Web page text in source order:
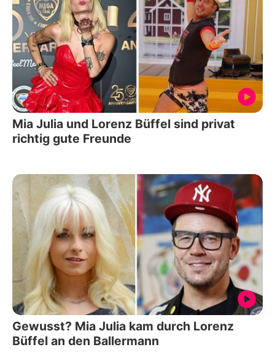
Mia Julia und Lorenz Büffel sind privat
richtig gute Freunde
Gewusst? Mia Julia kam durch Lorenz
Büffel an den Ballermann